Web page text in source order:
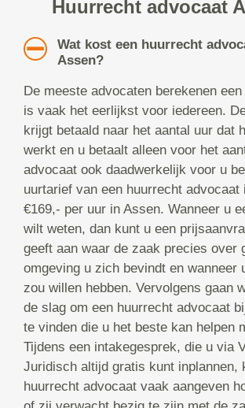
Huurrecht advocaat
Wat kost een huurrecht
Assen?
De meeste advocaten berekenen
is vaak het eerlijkst voor iedereen.
krijgt betaald naar het aantal uur dat
werkt en u betaalt alleen voor het
advocaat ook daadwerkelijk voor u
uurtarief van een huurrecht advocaat
€169,- per uur in Assen. Wanneer u
wilt weten, dan kunt u een
geeft aan waar de zaak precies over
omgeving u zich bevindt en wanneer
zou willen hebben. Vervolgens gaan
de slag om een huurrecht advocaat
te vinden die u het beste kan helpen
Tijdens een intakegesprek, die u via
Juridisch altijd gratis kunt inplannen,
huurrecht advocaat vaak aangeven